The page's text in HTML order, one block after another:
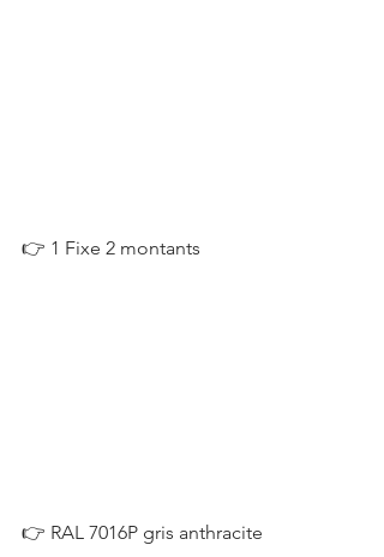
👉 1 Fixe 2 montants
👉 RAL 7016P gris anthracite